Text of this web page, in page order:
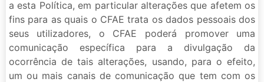
a esta Política, em particular alterações que afetem os
fins para as quais o CFAE trata os dados pessoais dos
seus utilizadores, o CFAE poderá promover uma
comunicação específica para a divulgação da
ocorrência de tais alterações, usando, para o efeito,
um ou mais canais de comunicação que tem com os